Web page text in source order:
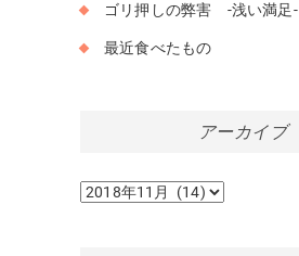
ゴリ押しの弊害 -浅い満足-
最近食べたもの
アーカイブ
ア